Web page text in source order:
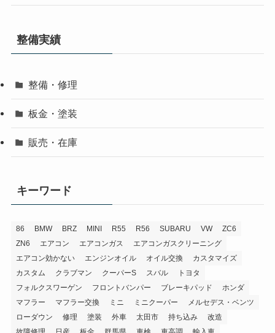
整備実績
整備・修理
板金・塗装
販売・在庫
キーワード
86 BMW BRZ MINI R55 R56 SUBARU VW
ZC6
ZN6
エアコン エアコンガス
エアコンガスクリーニング
エアコン効かない
エンジンオイル オイル交換
カスタマイズ
カスタム
クラブマン クーパーS スバル
トヨタ
フォルクスワーゲン
フロントバンパー ブレーキパッド
ホンダ
マフラー
マフラー交換 ミニ ミニクーパー
メルセデス・ベンツ
ローダウン
修理 塗装 外車 太田市 持ち込み
改造